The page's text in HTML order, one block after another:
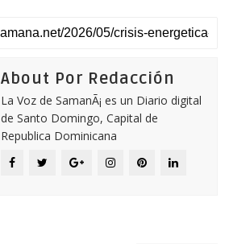
About Por Redacción
La Voz de SamanÃ¡ es un Diario digital
de Santo Domingo, Capital de
Republica Dominicana